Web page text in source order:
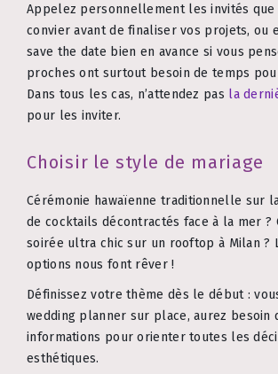
Appelez personnellement les invités que
convier avant de finaliser vos projets, ou
save the date bien en avance si vous
proches ont surtout besoin de temps
Dans tous les cas, n’attendez pas la
pour les inviter.
Choisir le style de mariage
Cérémonie hawaïenne traditionnelle sur
de cocktails décontractés face à la mer ?
soirée ultra chic sur un rooftop à Milan ?
options nous font rêver !
Définissez votre thème dès le début :
wedding planner sur place, aurez besoin
informations pour orienter toutes les
esthétiques.